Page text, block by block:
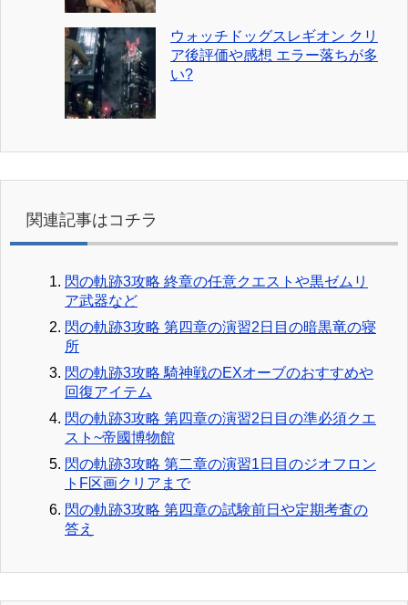
ウォッチドッグスレギオン クリ
ア後評価や感想 エラー落ちが多
い?
関連記事はコチラ
閃の軌跡3攻略 終章の任意クエストや黒ゼムリ
ア武器など
閃の軌跡3攻略 第四章の演習2日目の暗黒竜の寝
所
閃の軌跡3攻略 騎神戦のEXオーブのおすすめや
回復アイテム
閃の軌跡3攻略 第四章の演習2日目の準必須クエ
スト~帝國博物館
閃の軌跡3攻略 第二章の演習1日目のジオフロン
トF区画クリアまで
閃の軌跡3攻略 第四章の試験前日や定期考査の
答え